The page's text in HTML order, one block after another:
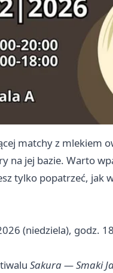
matchy z mlekiem
na jej bazie. Warto
tylko popatrzeć, jak
(niedziela), godz.
Sakura — Smaki